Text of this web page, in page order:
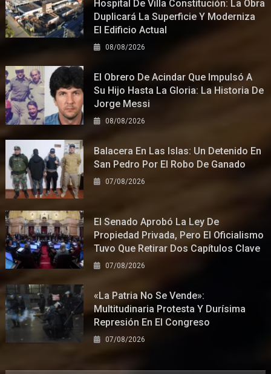
Hospital De Villa Constitución: La Obra
Duplicará La Superficie Y Moderniza
El Edificio Actual
08/08/2026
El Obrero De Acindar Que Impulsó A
Su Hijo Hasta La Gloria: La Historia De
Jorge Messi
08/08/2026
Balacera En Las Islas: Un Detenido En
San Pedro Por El Robo De Ganado
07/08/2026
El Senado Aprobó La Ley De
Propiedad Privada, Pero El Oficialismo
Tuvo Que Retirar Dos Capítulos Clave
07/08/2026
«La Patria No Se Vende»:
Multitudinaria Protesta Y Durísima
Represión En El Congreso
07/08/2026